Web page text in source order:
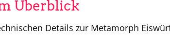
Überblick
Details zur Metamorph